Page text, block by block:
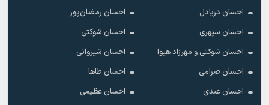
احسان دریادل
احسان رمضان‌پور
احسان سپهری
احسان شوکتی
احسان شوکتی و مهرزاد هیوا
احسان شیروانی
احسان صرامی
احسان طاها
احسان عبدی
احسان عظیمی